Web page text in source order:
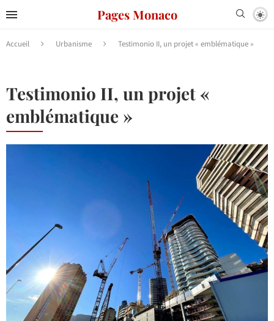
Pages Monaco
Accueil Urbanisme Testimonio II, un projet « emblématique »
Testimonio II, un projet «
emblématique »